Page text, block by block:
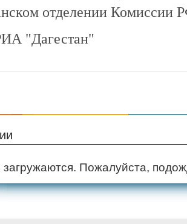
отделении
"Дагестан"
Пожалуйста,